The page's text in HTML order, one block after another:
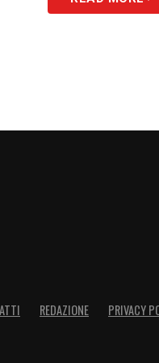
REDAZIONE PRIVACY